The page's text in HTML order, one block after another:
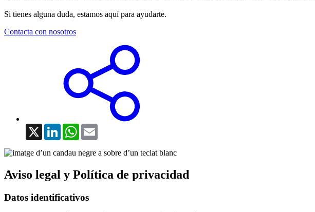
Si tienes alguna duda, estamos aquí para ayudarte.
Contacta con nosotros
X LinkedInWhatsApp
Aviso legal y Política de privacidad
Datos identificativos